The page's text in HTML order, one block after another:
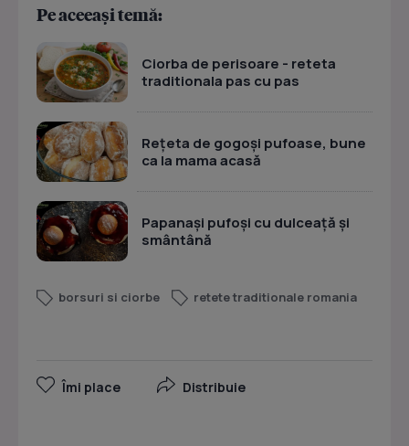
Pe aceeași temă:
Ciorba de perisoare - reteta
traditionala pas cu pas
Rețeta de gogoși pufoase, bune
ca la mama acasă
Papanași pufoși cu dulceață și
smântână
borsuri si ciorbe retete traditionale romania
Îmi place Distribuie